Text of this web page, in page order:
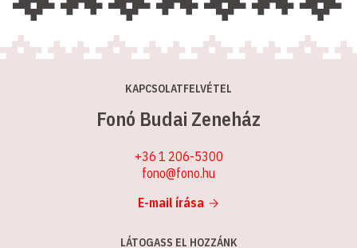
KAPCSOLATFELVÉTEL
Fonó Budai Zeneház
+36 1 206-5300
fono@fono.hu
E-mail írása
LÁTOGASS EL HOZZÁNK